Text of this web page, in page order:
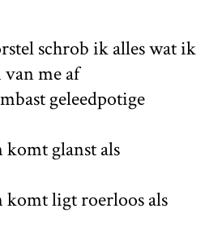
schrob ik alles wat ik
me af
geleedpotige
glanst als
ligt roerloos als